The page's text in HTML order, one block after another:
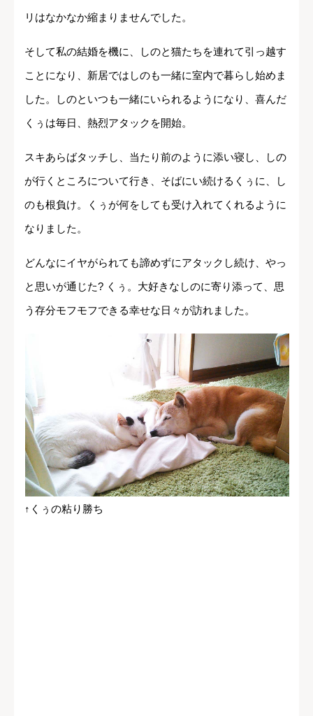
リはなかなか縮まりませんでした。
そして私の結婚を機に、しのと猫たちを連れて引っ越す
ことになり、新居ではしのも一緒に室内で暮らし始めま
した。しのといつも一緒にいられるようになり、喜んだ
くぅは毎日、熱烈アタックを開始。
スキあらばタッチし、当たり前のように添い寝し、しの
が行くところについて行き、そばにい続けるくぅに、し
のも根負け。くぅが何をしても受け入れてくれるように
なりました。
どんなにイヤがられても諦めずにアタックし続け、やっ
と思いが通じた? くぅ。大好きなしのに寄り添って、思
う存分モフモフできる幸せな日々が訪れました。
↑くぅの粘り勝ち